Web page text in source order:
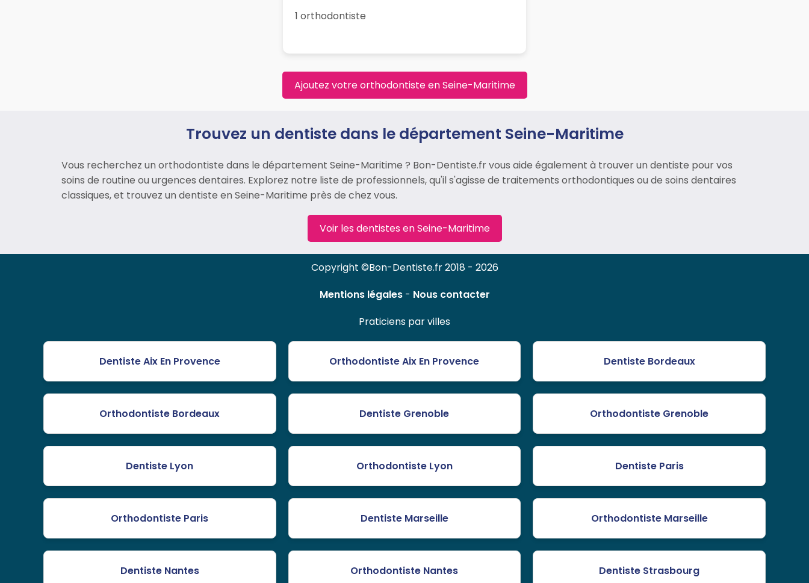
1 orthodontiste
Ajoutez votre orthodontiste en Seine-Maritime
Trouvez un dentiste dans le département Seine-Maritime
Vous recherchez un orthodontiste dans le département Seine-Maritime ? Bon-Dentiste.fr vous aide également à trouver un dentiste pour vos
soins de routine ou urgences dentaires. Explorez notre liste de professionnels, qu'il s'agisse de traitements orthodontiques ou de soins dentaires
classiques, et trouvez un dentiste en Seine-Maritime près de chez vous.
Voir les dentistes en Seine-Maritime
Copyright ©Bon-Dentiste.fr 2018 - 2026
Mentions légales- Nous contacter
Praticiens par villes
Dentiste Aix En Provence Orthodontiste Aix En Provence Dentiste Bordeaux
Orthodontiste Bordeaux Dentiste Grenoble Orthodontiste Grenoble
Dentiste Lyon Orthodontiste Lyon Dentiste Paris
Orthodontiste Paris Dentiste Marseille Orthodontiste Marseille
Dentiste Nantes Orthodontiste Nantes Dentiste Strasbourg